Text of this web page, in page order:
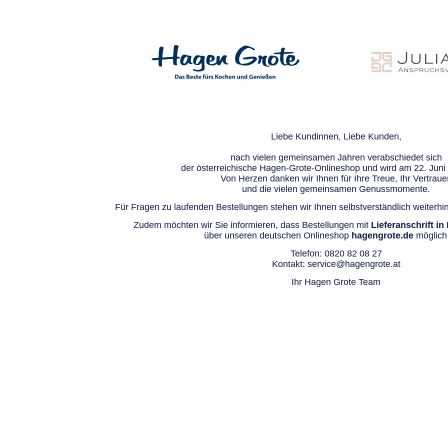
Liebe Kundinnen, Liebe Kunden,
nach vielen gemeinsamen Jahren verabschiedet sich
der österreichische Hagen-Grote-Onlineshop und wird am 22. Juni
Von Herzen danken wir Ihnen für Ihre Treue, Ihr
und die vielen gemeinsamen Genussmomente.
Für Fragen zu laufenden Bestellungen stehen wir Ihnen selbstverständlich
Zudem möchten wir Sie informieren, dass Bestellungen mit Lieferanschrift in
über unseren deutschen Onlineshop hagengrote.demöglich
Telefon: 0820 82 08 27
Kontakt: service@hagengrote.at
Ihr Hagen Grote Team